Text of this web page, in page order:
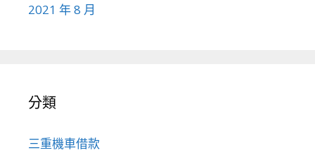
2021 年 8 月
分類
三重機車借款